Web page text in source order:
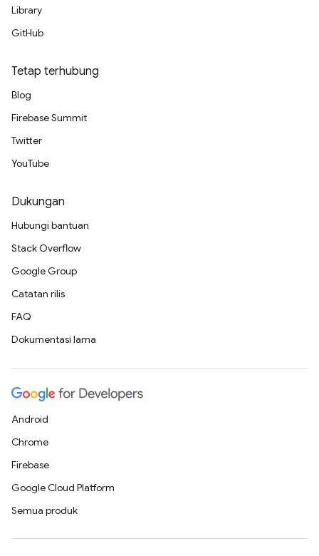
Library
GitHub
Tetap terhubung
Blog
Firebase Summit
Twitter
YouTube
Dukungan
Hubungi bantuan
Stack Overflow
Google Group
Catatan rilis
FAQ
Dokumentasi lama
Android
Chrome
Firebase
Google Cloud Platform
Semua produk